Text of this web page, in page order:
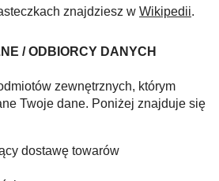
znajdziesz w Wikipedii.
/ ODBIORCY DANYCH
zewnętrznych, którym
Twoje dane. Poniżej znajduje się
dostawę towarów